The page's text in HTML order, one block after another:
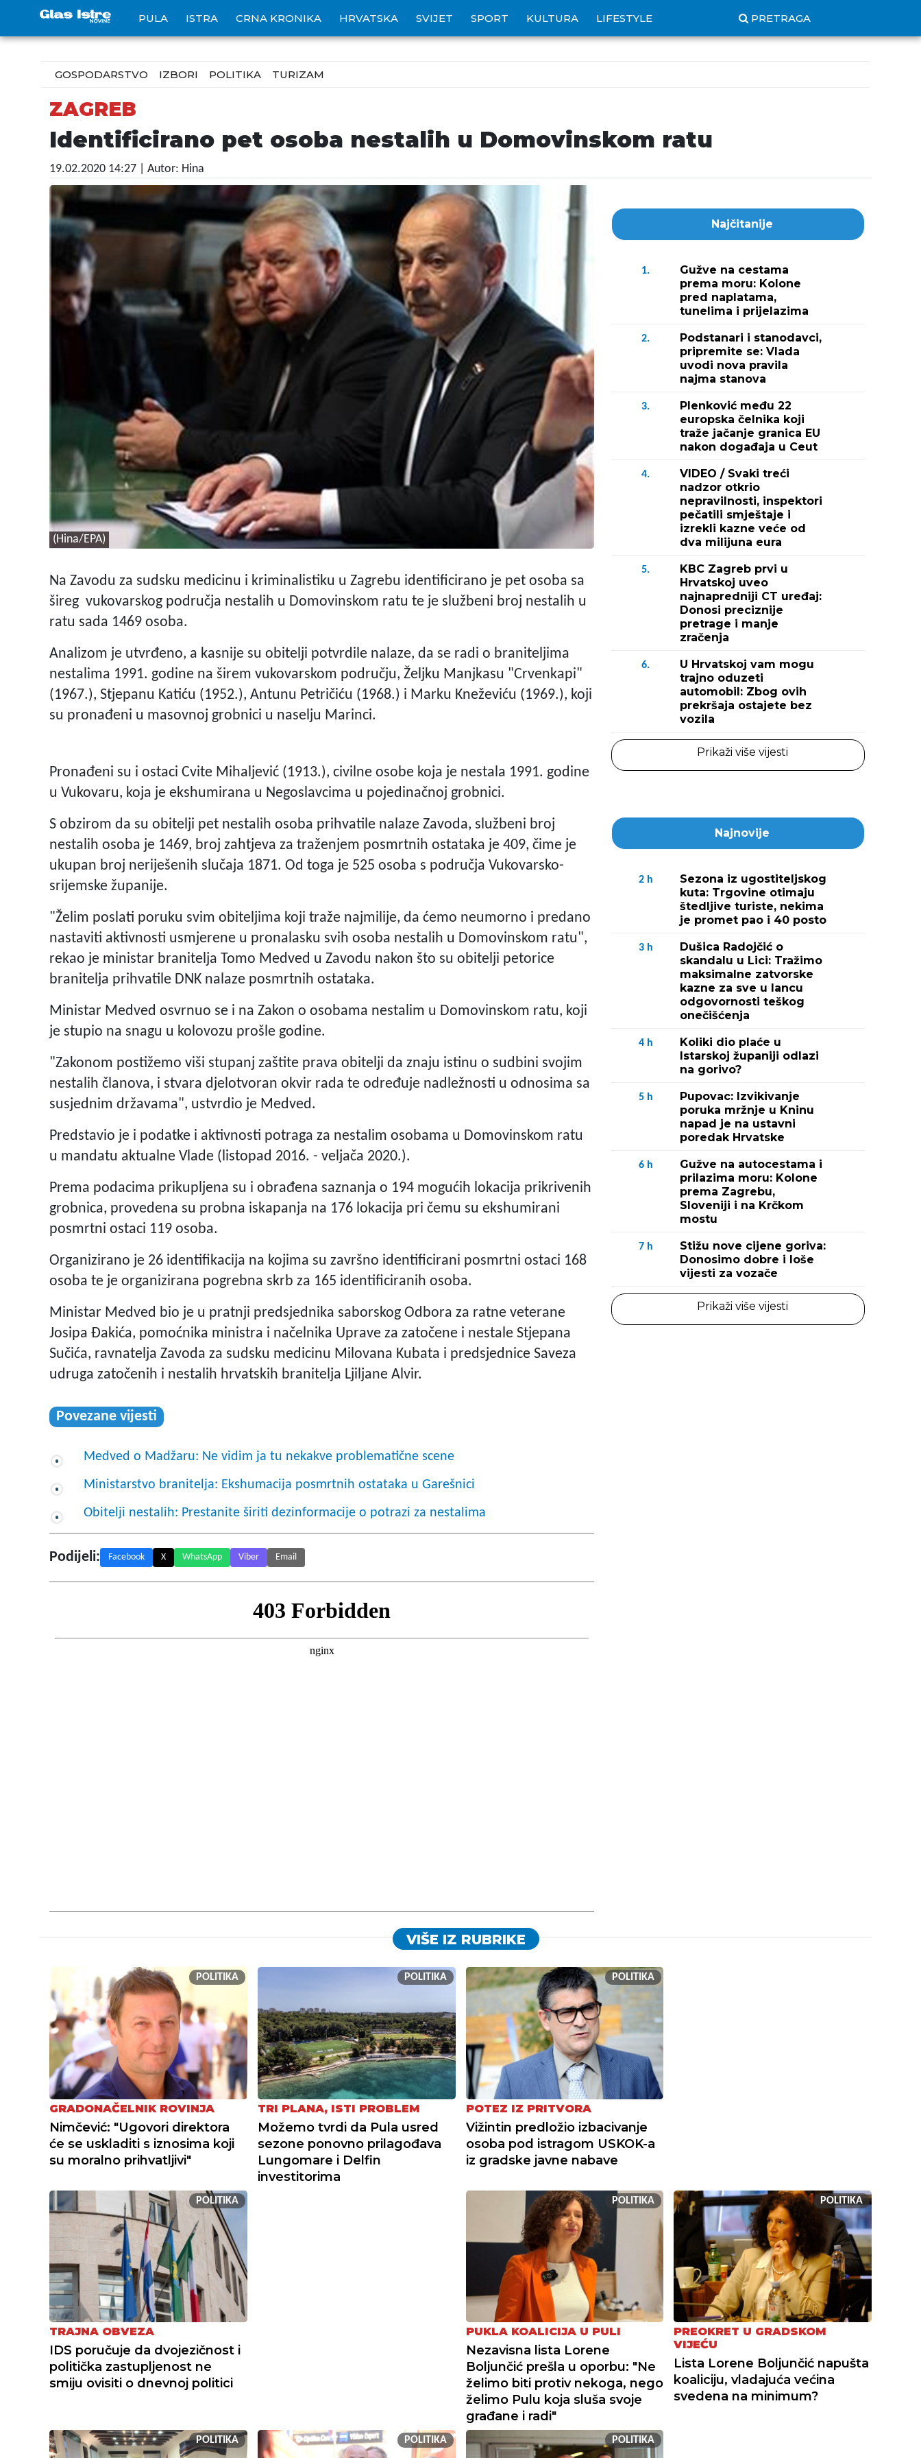
PULA ISTRA CRNA KRONIKA HRVATSKA SVIJET SPORT KULTURA LIFESTYLE PRETRAGA
GOSPODARSTVO IZBORI POLITIKA TURIZAM
ZAGREB
Identificirano pet osoba nestalih u Domovinskom ratu
19.02.2020 14:27 | Autor: Hina
(Hina/EPA)
Na Zavodu za sudsku medicinu i kriminalistiku u Zagrebu identificirano je pet osoba sa
šireg vukovarskog područja nestalih u Domovinskom ratu te je službeni broj nestalih u
ratu sada 1469 osoba.
Analizom je utvrđeno, a kasnije su obitelji potvrdile nalaze, da se radi o braniteljima
nestalima 1991. godine na širem vukovarskom području, Željku Manjkasu "Crvenkapi"
(1967.), Stjepanu Katiću (1952.), Antunu Petričiću (1968.) i Marku Kneževiću (1969.), koji
su pronađeni u masovnoj grobnici u naselju Marinci.
Pronađeni su i ostaci Cvite Mihaljević (1913.), civilne osobe koja je nestala 1991. godine
u Vukovaru, koja je ekshumirana u Negoslavcima u pojedinačnoj grobnici.
S obzirom da su obitelji pet nestalih osoba prihvatile nalaze Zavoda, službeni broj
nestalih osoba je 1469, broj zahtjeva za traženjem posmrtnih ostataka je 409, čime je
ukupan broj neriješenih slučaja 1871. Od toga je 525 osoba s područja Vukovarsko-
srijemske županije.
"Želim poslati poruku svim obiteljima koji traže najmilije, da ćemo neumorno i predano
nastaviti aktivnosti usmjerene u pronalasku svih osoba nestalih u Domovinskom ratu",
rekao je ministar branitelja Tomo Medved u Zavodu nakon što su obitelji petorice
branitelja prihvatile DNK nalaze posmrtnih ostataka.
Ministar Medved osvrnuo se i na Zakon o osobama nestalim u Domovinskom ratu, koji
je stupio na snagu u kolovozu prošle godine.
"Zakonom postižemo viši stupanj zaštite prava obitelji da znaju istinu o sudbini svojim
nestalih članova, i stvara djelotvoran okvir rada te određuje nadležnosti u odnosima sa
susjednim državama", ustvrdio je Medved.
Predstavio je i podatke i aktivnosti potraga za nestalim osobama u Domovinskom ratu
u mandatu aktualne Vlade (listopad 2016. - veljača 2020.).
Prema podacima prikupljena su i obrađena saznanja o 194 mogućih lokacija prikrivenih
grobnica, provedena su probna iskapanja na 176 lokacija pri čemu su ekshumirani
posmrtni ostaci 119 osoba.
Organizirano je 26 identifikacija na kojima su završno identificirani posmrtni ostaci 168
osoba te je organizirana pogrebna skrb za 165 identificiranih osoba.
Ministar Medved bio je u pratnji predsjednika saborskog Odbora za ratne veterane
Josipa Đakića, pomoćnika ministra i načelnika Uprave za zatočene i nestale Stjepana
Sučića, ravnatelja Zavoda za sudsku medicinu Milovana Kubata i predsjednice Saveza
udruga zatočenih i nestalih hrvatskih branitelja Ljiljane Alvir.
Povezane vijesti
Medved o Madžaru: Ne vidim ja tu nekakve problematične scene
Ministarstvo branitelja: Ekshumacija posmrtnih ostataka u Garešnici
Obitelji nestalih: Prestanite širiti dezinformacije o potrazi za nestalima
Podijeli: Facebook X WhatsApp Viber Email
Najčitanije
1.
Gužve na cestama
prema moru: Kolone
pred naplatama,
tunelima i prijelazima
2.
Podstanari i stanodavci,
pripremite se: Vlada
uvodi nova pravila
najma stanova
3.
Plenković među 22
europska čelnika koji
traže jačanje granica EU
nakon događaja u Ceut
4.
VIDEO / Svaki treći
nadzor otkrio
nepravilnosti, inspektori
pečatili smještaje i
izrekli kazne veće od
dva milijuna eura
5.
KBC Zagreb prvi u
Hrvatskoj uveo
najnapredniji CT uređaj:
Donosi preciznije
pretrage i manje
zračenja
6.
U Hrvatskoj vam mogu
trajno oduzeti
automobil: Zbog ovih
prekršaja ostajete bez
vozila
Prikaži više vijesti
Najnovije
2 h
Sezona iz ugostiteljskog
kuta: Trgovine otimaju
štedljive turiste, nekima
je promet pao i 40 posto
3 h
Dušica Radojčić o
skandalu u Lici: Tražimo
maksimalne zatvorske
kazne za sve u lancu
odgovornosti teškog
onečišćenja
4 h
Koliki dio plaće u
Istarskoj županiji odlazi
na gorivo?
5 h
Pupovac: Izvikivanje
poruka mržnje u Kninu
napad je na ustavni
poredak Hrvatske
6 h
Gužve na autocestama i
prilazima moru: Kolone
prema Zagrebu,
Sloveniji i na Krčkom
mostu
7 h
Stižu nove cijene goriva:
Donosimo dobre i loše
vijesti za vozače
Prikaži više vijesti
VIŠE IZ RUBRIKE
POLITIKA
GRADONAČELNIK ROVINJA
Nimčević: "Ugovori direktora
će se uskladiti s iznosima koji
su moralno prihvatljivi"
POLITIKA
TRI PLANA, ISTI PROBLEM
Možemo tvrdi da Pula usred
sezone ponovno prilagođava
Lungomare i Delfin
investitorima
POLITIKA
POTEZ IZ PRITVORA
Vižintin predložio izbacivanje
osoba pod istragom USKOK-a
iz gradske javne nabave
POLITIKA
TRAJNA OBVEZA
IDS poručuje da dvojezičnost i
politička zastupljenost ne
smiju ovisiti o dnevnoj politici
POLITIKA
PUKLA KOALICIJA U PULI
Nezavisna lista Lorene
Boljunčić prešla u oporbu: "Ne
želimo biti protiv nekoga, nego
želimo Pulu koja sluša svoje
građane i radi"
POLITIKA
PREOKRET U GRADSKOM
VIJEĆU
Lista Lorene Boljunčić napušta
koaliciju, vladajuća većina
svedena na minimum?
POLITIKA POLITIKA POLITIKA